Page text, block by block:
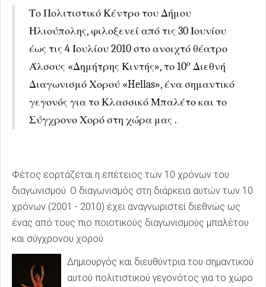
Το Πολιτιστικό Κέντρο του Δήμου
Ηλιούπολης, φιλοξενεί από τις 30 Ιουνίου
έως τις 4 Ιουλίου 2010 στο ανοιχτό θέατρο
Άλσους «Δημήτρης Κιντής», το 10ο Διεθνή
Διαγωνισμό Χορού «Hellas», ένα σημαντικό
γεγονός για το Κλασσικό Μπαλέτο και το
Σύγχρονο Χορό στη χώρα μας .
Φέτος εορτάζεται η επέτειος των 10 χρόνων του
διαγωνισμού. Ο διαγωνισμός στη διάρκεια αυτών των 10
χρόνων (2001 - 2010) έχει αναγνωριστεί διεθνώς ως
ένας από τους πιο ποιοτικούς διαγωνισμούς μπαλέτου
και σύγχρονου χορού.
Δημιουργός και διευθύντρια του σημαντικού
αυτού πολιτιστικού γεγονότος για το χώρο